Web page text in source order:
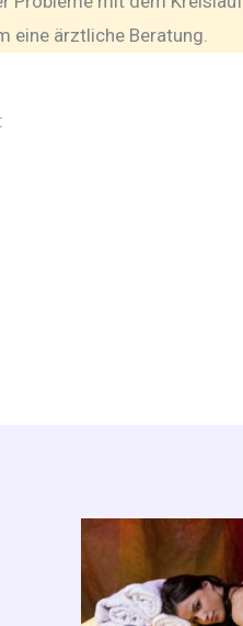
eine ärztliche Beratung.